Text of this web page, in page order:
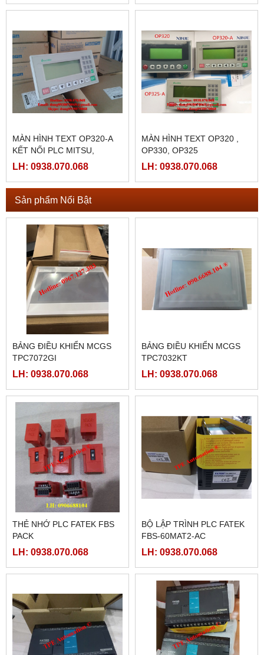
MÀN HÌNH TEXT OP320-A
KẾT NỐI PLC MITSU,
OMRON, DELTA
LH: 0938.070.068
MÀN HÌNH TEXT OP320 ,
OP330, OP325
LH: 0938.070.068
Sản phẩm Nổi Bật
BẢNG ĐIỀU KHIỂN MCGS
TPC7072GI
LH: 0938.070.068
BẢNG ĐIỀU KHIỂN MCGS
TPC7032KT
LH: 0938.070.068
THẺ NHỚ PLC FATEK FBS
PACK
LH: 0938.070.068
BỘ LẬP TRÌNH PLC FATEK
FBS-60MAT2-AC
LH: 0938.070.068